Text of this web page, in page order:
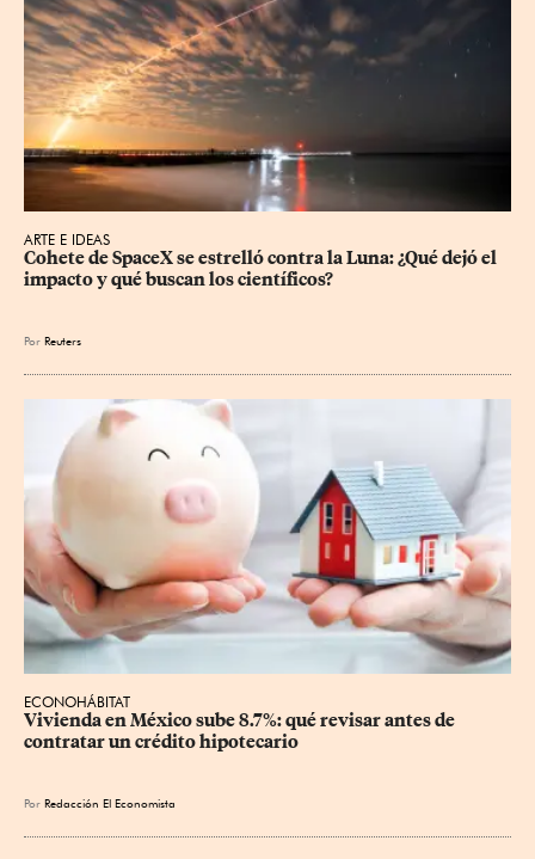
ARTE E IDEAS
Cohete de SpaceX se estrelló contra la Luna: ¿Qué dejó el
impacto y qué buscan los científicos?
Por Reuters
ECONOHÁBITAT
Vivienda en México sube 8.7%: qué revisar antes de
contratar un crédito hipotecario
Por Redacción El Economista